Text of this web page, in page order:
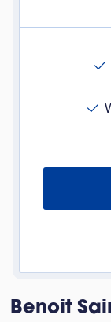
Benoit